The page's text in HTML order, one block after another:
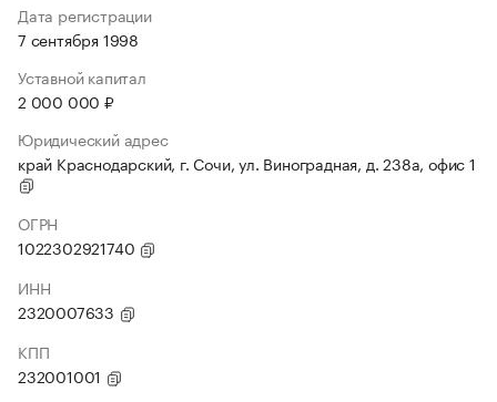
Дата регистрации
7 сентября 1998
Уставной капитал
2 000 000 ₽
Юридический адрес
край Краснодарский, г. Сочи, ул. Виноградная, д. 238а, офис 1
ОГРН
1022302921740
ИНН
2320007633
КПП
232001001